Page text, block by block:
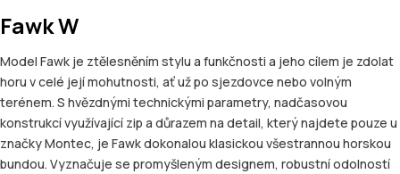
Fawk W
Model Fawk je ztělesněním stylu a funkčnosti a jeho cílem je zdolat
horu v celé její mohutnosti, ať už po sjezdovce nebo volným
terénem. S hvězdnými technickými parametry, nadčasovou
konstrukcí využívající zip a důrazem na detail, který najdete pouze u
značky Montec, je Fawk dokonalou klasickou všestrannou horskou
bundou. Vyznačuje se promyšleným designem, robustní odolností